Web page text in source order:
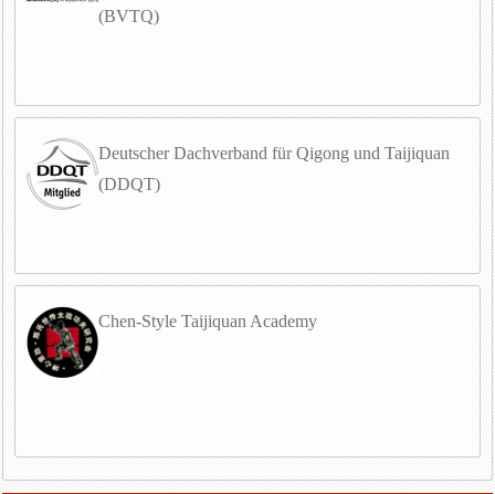
(BVTQ)
Deutscher Dachverband für Qigong und Taijiquan
(DDQT)
Chen-Style Taijiquan Academy